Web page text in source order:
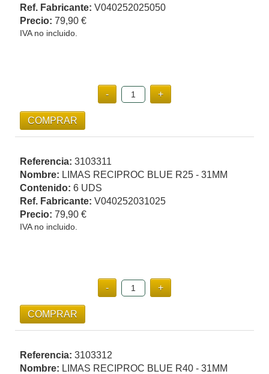
Ref. Fabricante: V040252025050
Precio: 79,90 €
IVA no incluido.
Referencia: 3103311
Nombre: LIMAS RECIPROC BLUE R25 - 31MM
Contenido: 6 UDS
Ref. Fabricante: V040252031025
Precio: 79,90 €
IVA no incluido.
Referencia: 3103312
Nombre: LIMAS RECIPROC BLUE R40 - 31MM